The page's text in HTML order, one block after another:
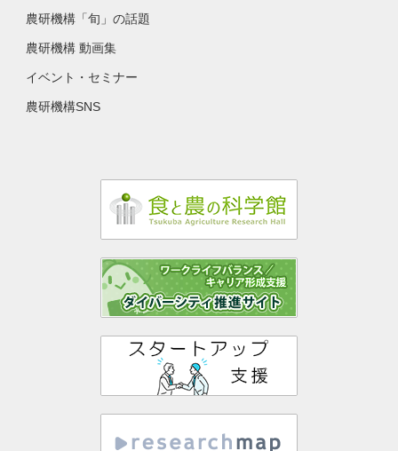
農研機構「旬」の話題
農研機構 動画集
イベント・セミナー
農研機構SNS